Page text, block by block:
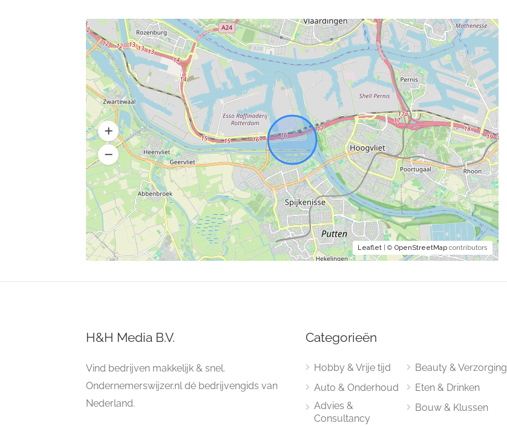
Leaflet| © OpenStreetMapcontributors
H&H Media B.V.
Vind bedrijven makkelijk & snel.
Ondernemerswijzer.nl dé bedrijvengids van
Nederland.
Categorieën
Hobby & Vrije tijd
Auto & Onderhoud
Advies &
Consultancy
Beauty & Verzorging
Eten & Drinken
Bouw & Klussen